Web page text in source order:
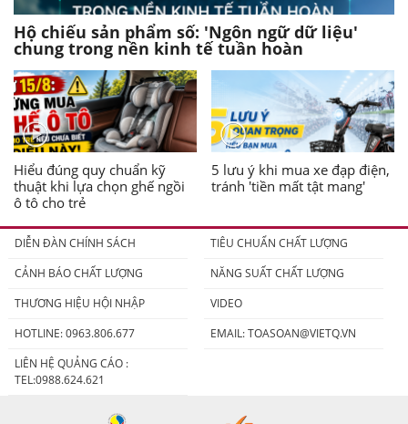
Hộ chiếu sản phẩm số: 'Ngôn ngữ dữ liệu'
chung trong nền kinh tế tuần hoàn
Hiểu đúng quy chuẩn kỹ
thuật khi lựa chọn ghế ngồi
ô tô cho trẻ
5 lưu ý khi mua xe đạp điện,
tránh 'tiền mất tật mang'
DIỄN ĐÀN CHÍNH SÁCH
TIÊU CHUẨN CHẤT LƯỢNG
CẢNH BÁO CHẤT LƯỢNG
NĂNG SUẤT CHẤT LƯỢNG
THƯƠNG HIỆU HỘI NHẬP
VIDEO
HOTLINE: 0963.806.677
EMAIL:TOASOAN@VIETQ.VN
LIÊN HỆ QUẢNG CÁO :
TEL:0988.624.621